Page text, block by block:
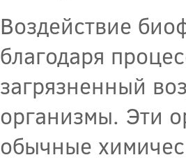
Воздействие
благодаря
загрязненный
организмы. Эти
обычные